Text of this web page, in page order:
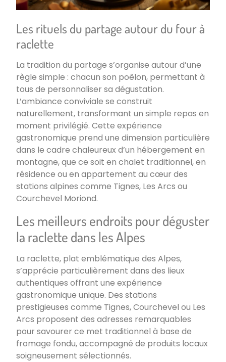
Les rituels du partage autour du four à
raclette
La tradition du partage s’organise autour d’une
règle simple : chacun son poêlon, permettant à
tous de personnaliser sa dégustation.
L’ambiance conviviale se construit
naturellement, transformant un simple repas en
moment privilégié. Cette expérience
gastronomique prend une dimension particulière
dans le cadre chaleureux d’un hébergement en
montagne, que ce soit en chalet traditionnel, en
résidence ou en appartement au cœur des
stations alpines comme Tignes, Les Arcs ou
Courchevel Moriond.
Les meilleurs endroits pour déguster
la raclette dans les Alpes
La raclette, plat emblématique des Alpes,
s’apprécie particulièrement dans des lieux
authentiques offrant une expérience
gastronomique unique. Des stations
prestigieuses comme Tignes, Courchevel ou Les
Arcs proposent des adresses remarquables
pour savourer ce met traditionnel à base de
fromage fondu, accompagné de produits locaux
soigneusement sélectionnés.